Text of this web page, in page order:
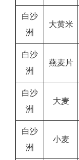
白沙
洲
大黄米
白沙
洲
燕麦片
白沙
洲
大麦
白沙
洲
小麦